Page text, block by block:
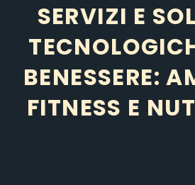
SERVIZI E
BENESSERE:
FITNESS E